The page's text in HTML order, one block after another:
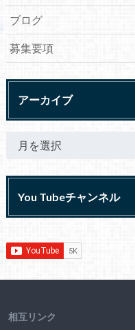
ブログ
募集要項
アーカイブ
You Tubeチャンネル
相互リンク